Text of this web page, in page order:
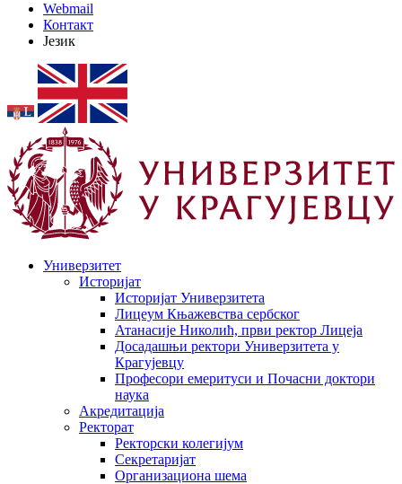
Webmail
Контакт
Језик
Универзитет
Историјат
Историјат Универзитета
Лицеум Књажевства сербског
Атанасије Николић, први ректор Лицеја
Досадашњи ректори Универзитета у
Крагујевцу
Професори емеритуси и Почасни доктори
наука
Акредитација
Ректорат
Ректорски колегијум
Секретаријат
Организациона шема